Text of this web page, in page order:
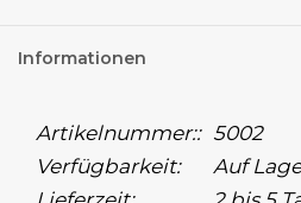
Informationen
Artikelnummer:: 5002
Verfügbarkeit:
Auf